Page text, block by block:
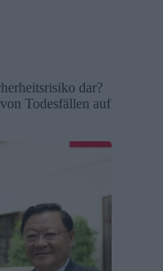
dar?
Todesfällen auf